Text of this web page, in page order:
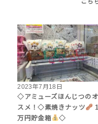
2023年7月18日
◇アミューズほんじつの
スメ！◇素焼きナッツ
万円貯金箱
◇